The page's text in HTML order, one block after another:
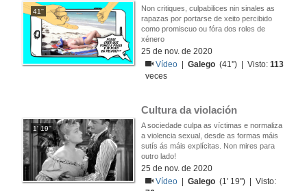
41''
Non critiques, culpabilices nin sinales as
rapazas por portarse de xeito percibido
como promiscuo ou fóra dos roles de
xénero
25 de nov. de 2020
Vídeo
|Galego (41'') | Visto:113
veces
1' 19''
Cultura da violación
A sociedade culpa as víctimas e normaliza
a violencia sexual, desde as formas máis
sutís ás máis explícitas. Non mires para
outro lado!
25 de nov. de 2020
Vídeo
|Galego (1' 19'') | Visto: